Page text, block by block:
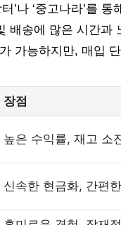
’나 ‘중고나라’를
배송에 많은 시간과
가능하지만, 매입
장점
높은 수익률, 재고 소
신속한 현금화, 간편